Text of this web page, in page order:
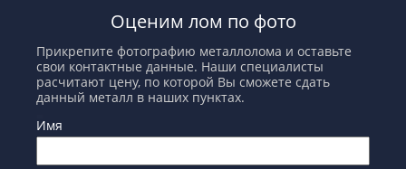
Оценим лом по фото
Прикрепите фотографию металлолома и оставьте
свои контактные данные. Наши специалисты
расчитают цену, по которой Вы сможете сдать
данный металл в наших пунктах.
Имя